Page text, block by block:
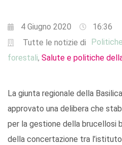
4 Giugno 2020
16:36
Tutte le notizie di
forestali, Salute e politiche
La giunta regionale della
approvato una delibera che
per la gestione della brucellosi
della concertazione tra